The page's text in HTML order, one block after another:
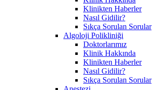
Klinikten Haberler
Nasıl Gidilir?
Sıkça Sorulan Sorular
Algoloji Polikliniği
Doktorlarımız
Klinik Hakkında
Klinikten Haberler
Nasıl Gidilir?
Sıkça Sorulan Sorular